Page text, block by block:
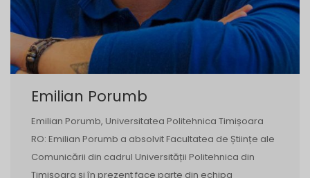
Emilian Porumb
Emilian Porumb, Universitatea Politehnica Timișoara
RO: Emilian Porumb a absolvit Facultatea de Științe ale
Comunicării din cadrul Universității Politehnica din
Timișoara și în prezent face parte din echipa